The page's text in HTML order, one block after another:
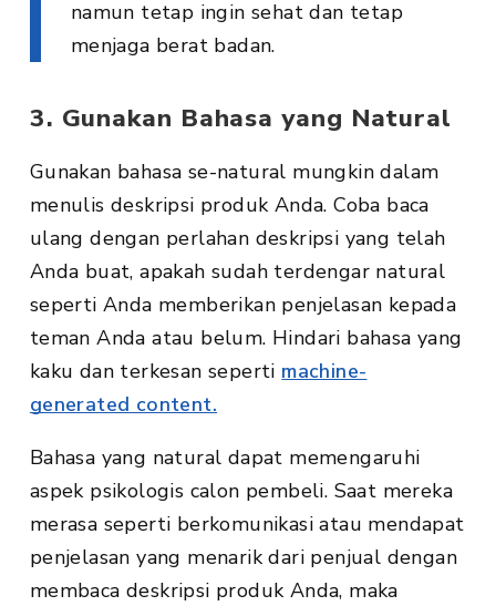
namun tetap ingin sehat dan tetap
menjaga berat badan.
3. Gunakan Bahasa yang Natural
Gunakan bahasa se-natural mungkin dalam
menulis deskripsi produk Anda. Coba baca
ulang dengan perlahan deskripsi yang telah
Anda buat, apakah sudah terdengar natural
seperti Anda memberikan penjelasan kepada
teman Anda atau belum. Hindari bahasa yang
kaku dan terkesan seperti machine-
generated content.
Bahasa yang natural dapat memengaruhi
aspek psikologis calon pembeli. Saat mereka
merasa seperti berkomunikasi atau mendapat
penjelasan yang menarik dari penjual dengan
membaca deskripsi produk Anda, maka